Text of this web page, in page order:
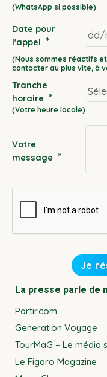
Date pour
l'appel *
DD
MM
Tranche
horaire *
Votre
message *
La presse parle de
Partir.com
Generation Voyage
TourMaG – Le média
Le Figaro Magazine